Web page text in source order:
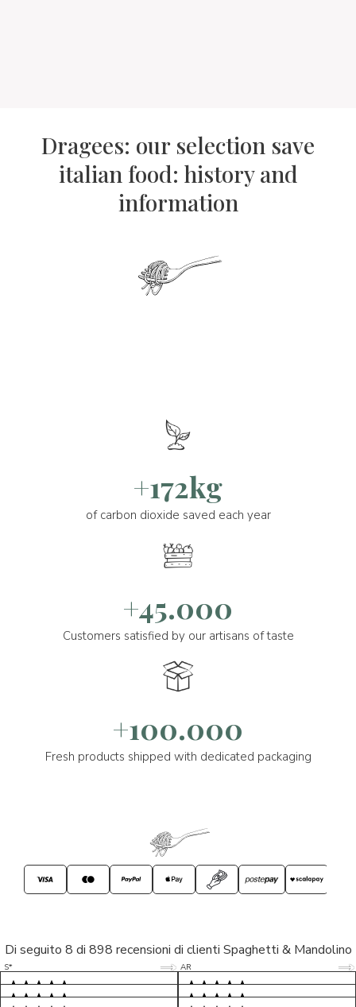
Dragees: our selection save
italian food: history and
information
+172kg
of carbon dioxide saved each year
+45.000
Customers satisfied by our artisans of taste
+100.000
Fresh products shipped with dedicated packaging
Di seguito 8 di 898 recensioni di clienti Spaghetti & Mandolino
S* 5/5
LP 5/5
M* 5/5
AR 5/5
D* 5/5
S* 5/5